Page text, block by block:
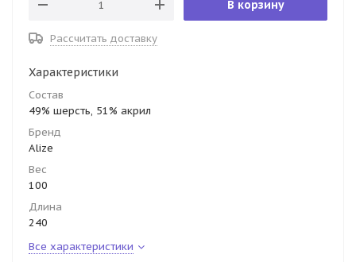
В корзину
Рассчитать доставку
Характеристики
Состав
49% шерсть, 51% акрил
Бренд
Alize
Вес
100
Длина
240
Все характеристики